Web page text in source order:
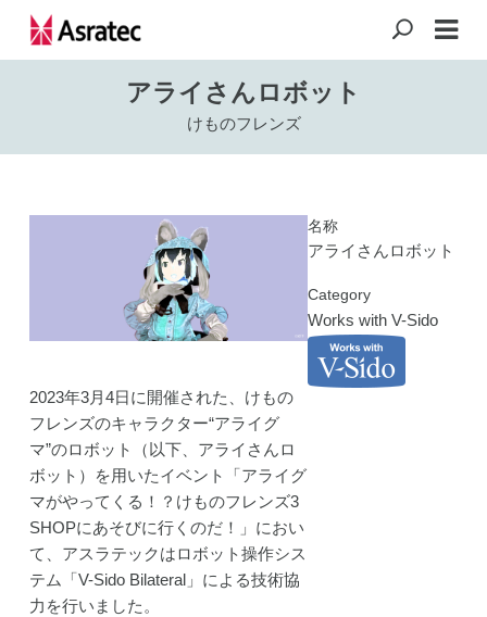
アライさんロボット
けものフレンズ
2023年3月4日に開催された、けもの
フレンズのキャラクター“アライグ
マ”のロボット（以下、アライさんロ
ボット）を用いたイベント「アライグ
マがやってくる！？けものフレンズ3
SHOPにあそびに行くのだ！」におい
て、アスラテックはロボット操作シス
テム「V-Sido Bilateral」による技術協
力を行いました。
名称
アライさんロボット
Category
Works with V-Sido